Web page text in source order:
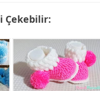
Çekebilir: